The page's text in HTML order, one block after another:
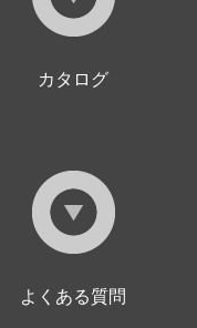
カタログ
よくある質問